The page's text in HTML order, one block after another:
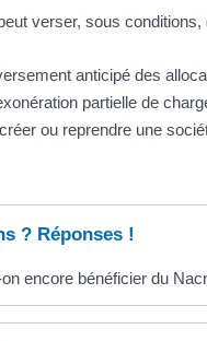
verser, sous
anticipé des
partielle de
ou reprendre une
? Réponses !
encore bénéficier du